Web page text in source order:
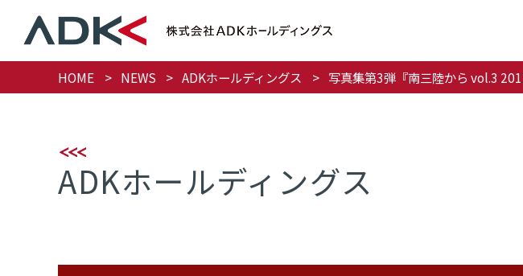
HOME NEWS ADKホールディングス 写真集第3弾『南三陸から vol.3
ADKホールディングス